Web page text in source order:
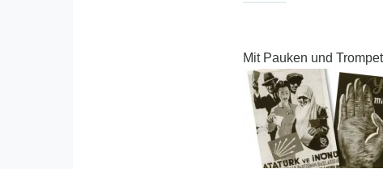
Mit Pauken und